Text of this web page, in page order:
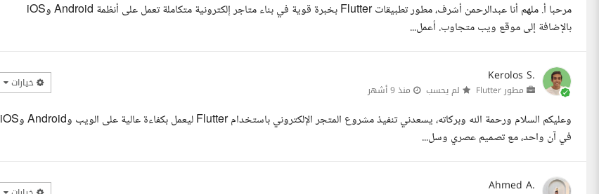
مرحبا أ. ملهم أنا عبدالرحمن أشرف، مطور تطبيقات Flutter بخبرة قوية في بناء متاجر إلكترونية متكاملة تعمل على أنظمة Android وiOS
بالإضافة إلى موقع ويب متجاوب. أعمل...
Kerolos S.
مطور Flutter لم يحسب منذ 9 أشهر خيارات
وعليكم السلام ورحمة الله وبركاته، يسعدني تنفيذ مشروع المتجر الإلكتروني باستخدام Flutter ليعمل بكفاءة عالية على الويب وAndroid وiOS
في آن واحد، مع تصميم عصري وسل...
Ahmed A.